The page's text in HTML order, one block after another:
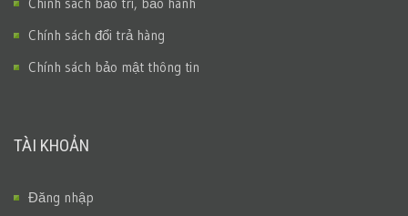
Chính sách đổi trả hàng
Chính sách bảo mật thông tin
TÀI KHOẢN
Đăng nhập